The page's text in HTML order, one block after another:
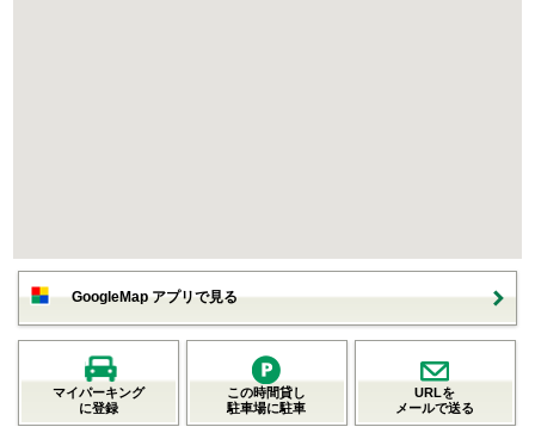
GoogleMap アプリで見る
マイパーキング
に登録
この時間貸し
駐車場に駐車
URLを
メールで送る